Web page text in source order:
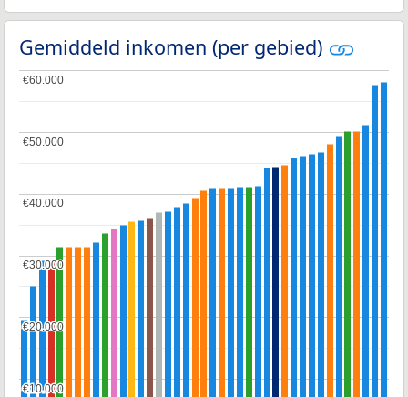
Gemiddeld inkomen (per gebied)
€10.000
€10.000
€20.000
€20.000
€30.000
€30.000
€40.000
€40.000
€50.000
€50.000
€60.000
€60.000